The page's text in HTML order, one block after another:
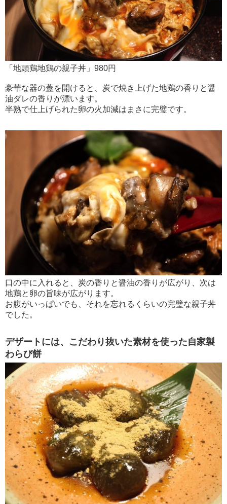
「地頭鶏地鶏の親子丼」980円
豪華な器の蓋を開けると、炭で焼き上げた地鶏の香りと醤
油ダレの香りが漂います。
半熟で仕上げられた卵の火加減はまさに完璧です。
口の中に入れると、炭の香りと醤油の香りが広がり、次は
地鶏と卵の旨味が広がります。
お腹がいっぱいでも、それを忘れるくらいの完璧な親子丼
でした。
デザートには、こだわり抜いた素材を使った自家製
わらび餅